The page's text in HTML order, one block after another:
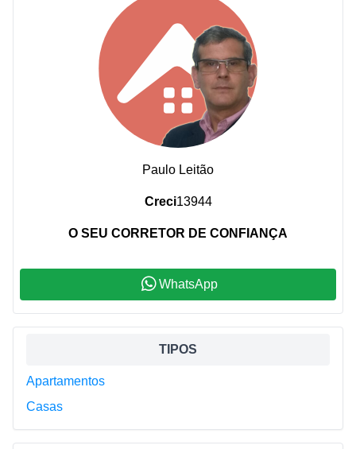
Paulo Leitão
Creci13944
O SEU CORRETOR DE CONFIANÇA
WhatsApp
TIPOS
Apartamentos
Casas